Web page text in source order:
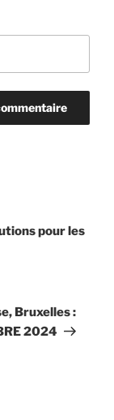
pour les
Bruxelles :
2024